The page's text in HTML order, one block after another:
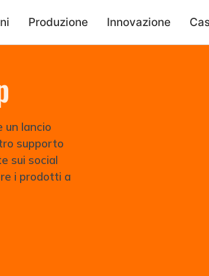
Produzione Innovazione
un lancio
supporto
sui social
i prodotti a